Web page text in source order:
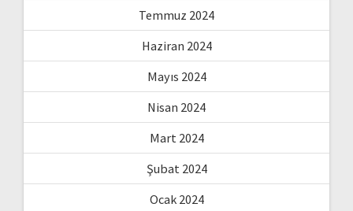
Temmuz 2024
Haziran 2024
Mayıs 2024
Nisan 2024
Mart 2024
Şubat 2024
Ocak 2024